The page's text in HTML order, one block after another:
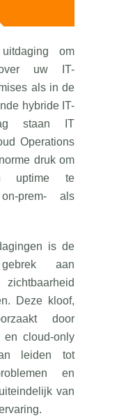
om
uw IT-
als in de
hybride IT-
staan IT
Operations
druk om
uptime te
prem- als
is de
aan
zichtbaarheid
Deze kloof,
door
en cloud-only
leiden tot
en
van